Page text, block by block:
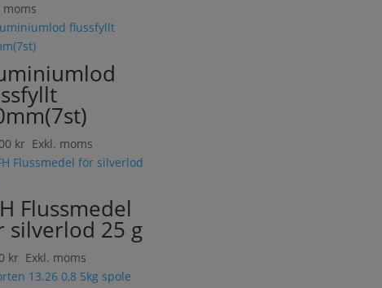
moms
krExkl. moms
Flussmedel
silverlod 25 g
krExkl. moms